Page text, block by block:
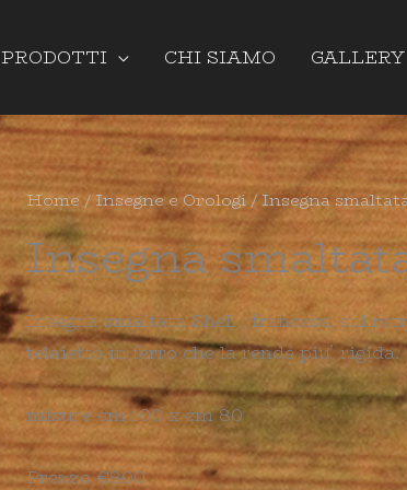
PRODOTTI CHI SIAMO GALLERY
Home/ Insegne e Orologi / Insegna
Insegna
Insegna smaltata Shell , francese, sul
telaietto in ferro che la rende piu’ rigida.
misure cm 100 x cm 80
Prezzo €800